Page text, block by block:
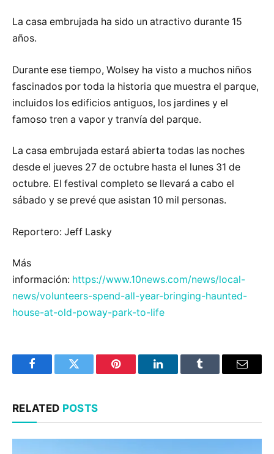
La casa embrujada ha sido un atractivo durante 15
años.
Durante ese tiempo, Wolsey ha visto a muchos niños
fascinados por toda la historia que muestra el parque,
incluidos los edificios antiguos, los jardines y el
famoso tren a vapor y tranvía del parque.
La casa embrujada estará abierta todas las noches
desde el jueves 27 de octubre hasta el lunes 31 de
octubre. El festival completo se llevará a cabo el
sábado y se prevé que asistan 10 mil personas.
Reportero: Jeff Lasky
Más
información: https://www.10news.com/news/local-
news/volunteers-spend-all-year-bringing-haunted-
house-at-old-poway-park-to-life
FacebookTwitter Pinterest LinkedInTumblr Email
RELATED POSTS